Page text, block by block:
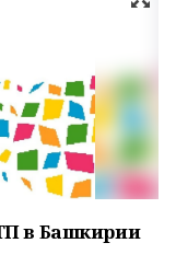
в Башкирии